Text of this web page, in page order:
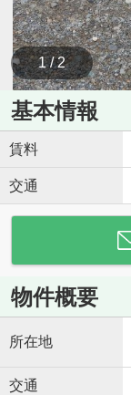
1 / 2
基本情報
賃料
交通
物件概要
所在地
交通